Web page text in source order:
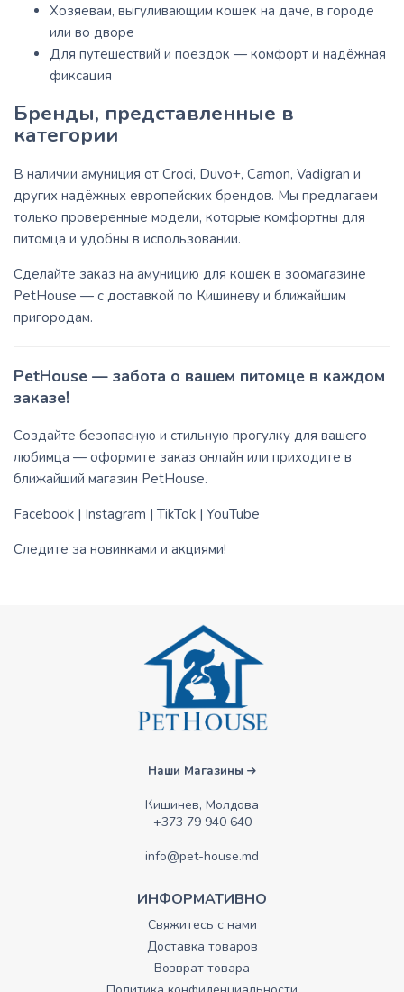
Хозяевам, выгуливающим кошек на даче, в городе
или во дворе
Для путешествий и поездок — комфорт и надёжная
фиксация
Бренды, представленные в
категории
В наличии амуниция от Croci, Duvo+, Camon, Vadigran и
других надёжных европейских брендов. Мы предлагаем
только проверенные модели, которые комфортны для
питомца и удобны в использовании.
Сделайте заказ на амуницию для кошек в зоомагазине
PetHouse — с доставкой по Кишиневу и ближайшим
пригородам.
PetHouse — забота о вашем питомце в каждом
заказе!
Создайте безопасную и стильную прогулку для вашего
любимца — оформите заказ онлайн или приходите в
ближайший магазин PetHouse.
Facebook | Instagram | TikTok | YouTube
Следите за новинками и акциями!
Наши Магазины
Кишинев, Молдова
+373 79 940 640
info@pet-house.md
ИНФОРМАТИВНО
Свяжитесь с нами
Доставка товаров
Возврат товара